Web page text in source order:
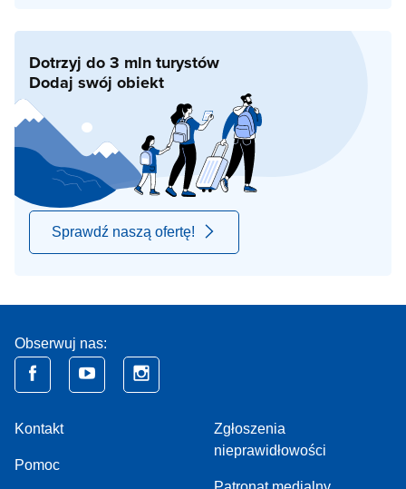
Dotrzyj do 3 mln turystów
Dodaj swój obiekt
Sprawdź naszą ofertę!
Obserwuj nas:
Kontakt
Pomoc
Zgłoszenia
nieprawidłowości